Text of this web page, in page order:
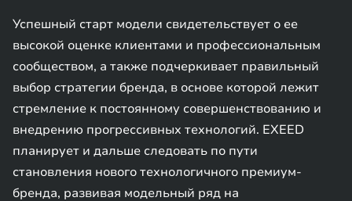
Успешный старт модели свидетельствует о ее
высокой оценке клиентами и профессиональным
сообществом, а также подчеркивает правильный
выбор стратегии бренда, в основе которой лежит
стремление к постоянному совершенствованию и
внедрению прогрессивных технологий. EXEED
планирует и дальше следовать по пути
становления нового технологичного премиум-
бренда, развивая модельный ряд на